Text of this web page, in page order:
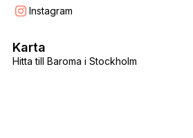
Instagram
Hitta till Baroma i Stockholm
Karta